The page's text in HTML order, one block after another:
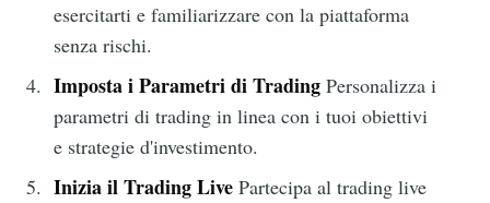
esercitarti e familiarizzare con la piattaforma
senza rischi.
Imposta i Parametri di TradingPersonalizza i
parametri di trading in linea con i tuoi obiettivi
e strategie d'investimento.
Inizia il Trading LivePartecipa al trading live